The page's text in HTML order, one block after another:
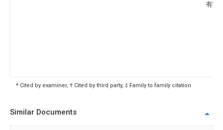
有限
* Cited by examiner, † Cited by third party, ‡ Family to family citation
Similar Documents